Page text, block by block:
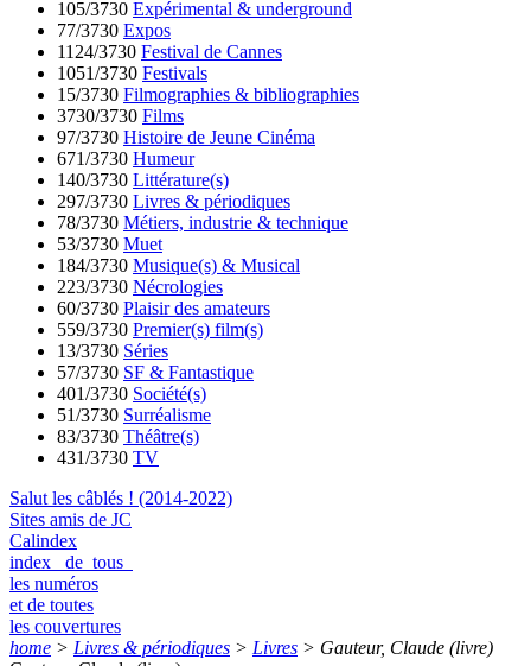
105/3730 Expérimental & underground
77/3730 Expos
1124/3730 Festival de Cannes
1051/3730 Festivals
15/3730 Filmographies & bibliographies
3730/3730 Films
97/3730 Histoire de Jeune Cinéma
671/3730 Humeur
140/3730 Littérature(s)
297/3730 Livres & périodiques
78/3730 Métiers, industrie & technique
53/3730 Muet
184/3730 Musique(s) & Musical
223/3730 Nécrologies
60/3730 Plaisir des amateurs
559/3730 Premier(s) film(s)
13/3730 Séries
57/3730 SF & Fantastique
401/3730 Société(s)
51/3730 Surréalisme
83/3730 Théâtre(s)
431/3730 TV
Salut les câblés ! (2014-2022)
Sites amis de JC
Calindex
index de tous
les numéros
et de toutes
les couvertures
home > Livres & périodiques > Livres > Gauteur, Claude (livre)